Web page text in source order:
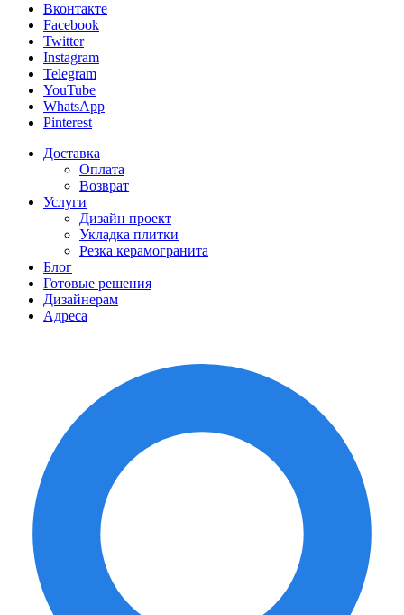
Вконтакте
Facebook
Twitter
Instagram
Telegram
YouTube
WhatsApp
Pinterest
Доставка
Оплата
Возврат
Услуги
Дизайн проект
Укладка плитки
Резка керамогранита
Блог
Готовые решения
Дизайнерам
Адреса